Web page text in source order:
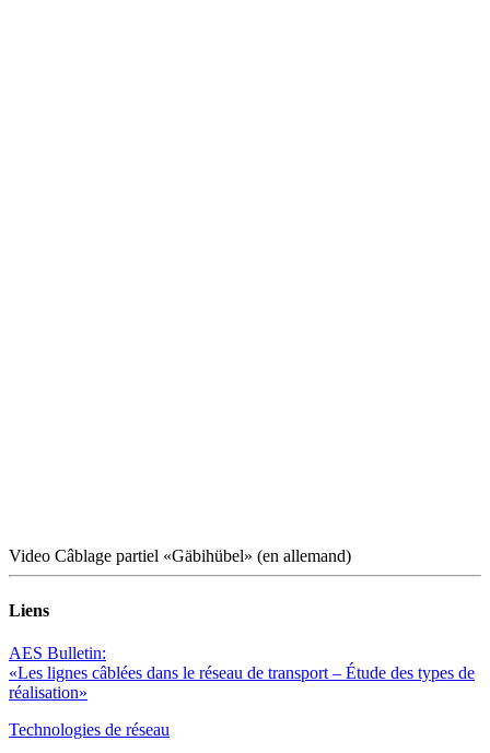
Video Câblage partiel «Gäbihübel» (en allemand)
Liens
AES Bulletin:
«Les lignes câblées dans le réseau de transport – Étude des types de
réalisation»
Technologies de réseau